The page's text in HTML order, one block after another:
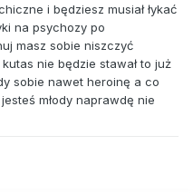
i będziesz musiał łykać
na psychozy po
masz sobie niszczyć
nie będzie stawał to już
sobie nawet heroinę a co
młody naprawdę nie